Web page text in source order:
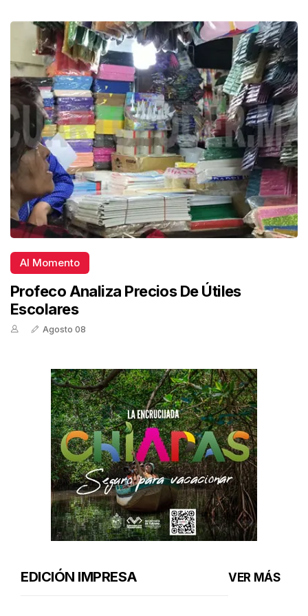
Al Momento
Profeco Analiza Precios De Útiles
Escolares
Agosto 08
EDICIÓN IMPRESA VER MÁS